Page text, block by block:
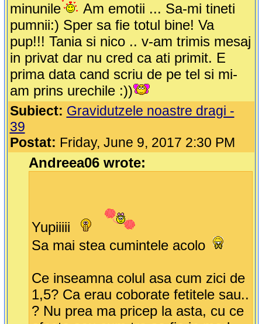
minunile
Am emotii ... Sa-mi tineti
pumnii:) Sper sa fie totul bine! Va
pup!!! Tania si nico .. v-am trimis mesaj
in privat dar nu cred ca ati primit. E
prima data cand scriu de pe tel si mi-
am prins urechile :))
Subiect: Gravidutzele noastre dragi -
39
Postat: Friday, June 9, 2017 2:30 PM
Andreea06 wrote:
Yupiiiii
Sa mai stea cumintele acolo
Ce inseamna colul asa cum zici de
1,5? Ca erau coborate fetitele sau..
? Nu prea ma pricep la asta, cu ce